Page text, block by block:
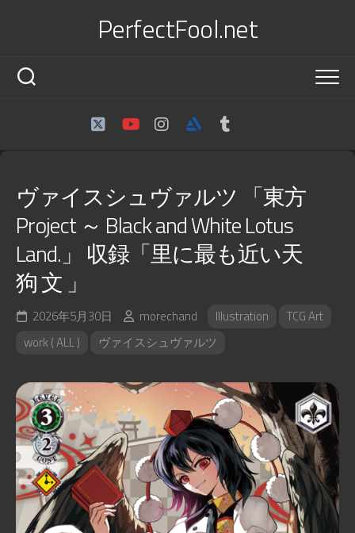
PerfectFool.net
ヴァイスシュヴァルツ 「東方
Project ～ Black and White Lotus
Land.」 収録「里に最も近い天
狗 文 」
2026年5月30日 morechand Illustration
TCG Art
work ( ALL )
ヴァイスシュヴァルツ